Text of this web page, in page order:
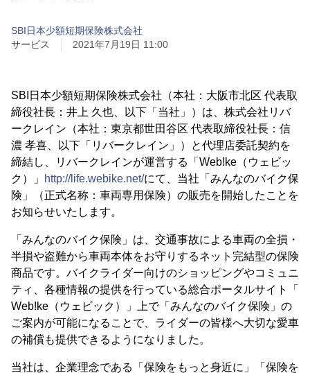
SBI日本少額短期保険株式会社
サービス
2021年7月19日 11:00
SBI日本少額短期保険株式会社（本社：大阪市北区 代表取
締役社長：井上 久也、以下「当社」）は、株式会社リバ
ークレイン（本社：東京都世田谷区 代表取締役社長：信
濃 孝喜、以下「リバークレイン」）と代理店委託契約を
締結し、リバークレインが運営する「Web!ke（ウェビッ
ク）」
http://life.webike.net/にて、当社「みんなのバイク保
険」（正式名称：車両専用保険）の販売を開始したことを
お知らせいたします。
「みんなのバイク保険」は、交通事故による車両の全損・
半損や盗難から車両本体をお守りするネット完結型の保険
商品です。バイクライダー向けのショッピングやコミュニ
ティ、各種情報の提供を行っている総合ポータルサイト「
Web!ke（ウェビック）」上で「みんなのバイク保険」の
ご案内が可能になることで、ライダーの皆様へ大切な愛車
の補償も提供できるようになりました。
当社は、企業理念である「保険をもっと身近に」「保険を